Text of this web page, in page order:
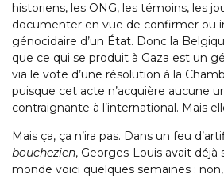
historiens, les ONG, les témoins, les
documenter en vue de confirmer ou
génocidaire d’un État. Donc la
que ce qui se produit à Gaza est un
via le vote d’une résolution à la
puisque cet acte n’acquière aucune
contraignante à l’international. Mais
Mais ça, ça n’ira pas. Dans un feu
bouchezien, Georges-Louis avait
monde voici quelques semaines :